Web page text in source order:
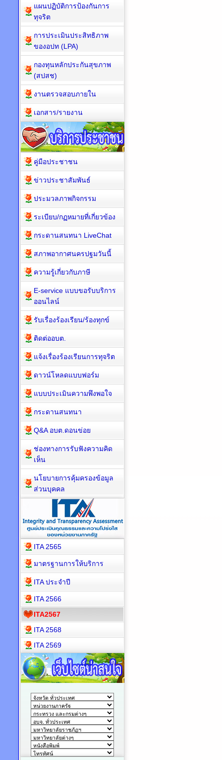
แผนปฏิบัติการป้องกันการ
ทุจริต
การประเมินประสิทธิภาพ
ของอปท (LPA)
กองทุนหลักประกันสุขภาพ
(สปสช)
งานตรวจสอบภายใน
เอกสาร/รายงาน
คู่มือประชาชน
ข่าวประชาสัมพันธ์
ประมวลภาพกิจกรรม
ระเบียบ/กฏหมายที่เกี่ยวข้อง
กระดานสนทนา LiveChat
สภาพอากาศนครปฐมวันนี้
ความรู้เกี่ยวกับภาษี
E-service แบบขอรับบริการ
ออนไลน์
รับเรื่องร้องเรียน/ร้องทุกข์
ติดต่ออบต.
แจ้งเรื่องร้องเรียนการทุจริต
ดาวน์โหลดแบบฟอร์ม
แบบประเมินความพึงพอใจ
กระดานสนทนา
Q&A อบต.ดอนข่อย
ช่องทางการรับฟังความคิด
เห็น
นโยบายการคุ้มครองข้อมูล
ส่วนบุคคล
ITA 2565
มาตรฐานการให้บริการ
ITA ประจำปี
ITA 2566
ITA2567
ITA 2568
ITA 2569